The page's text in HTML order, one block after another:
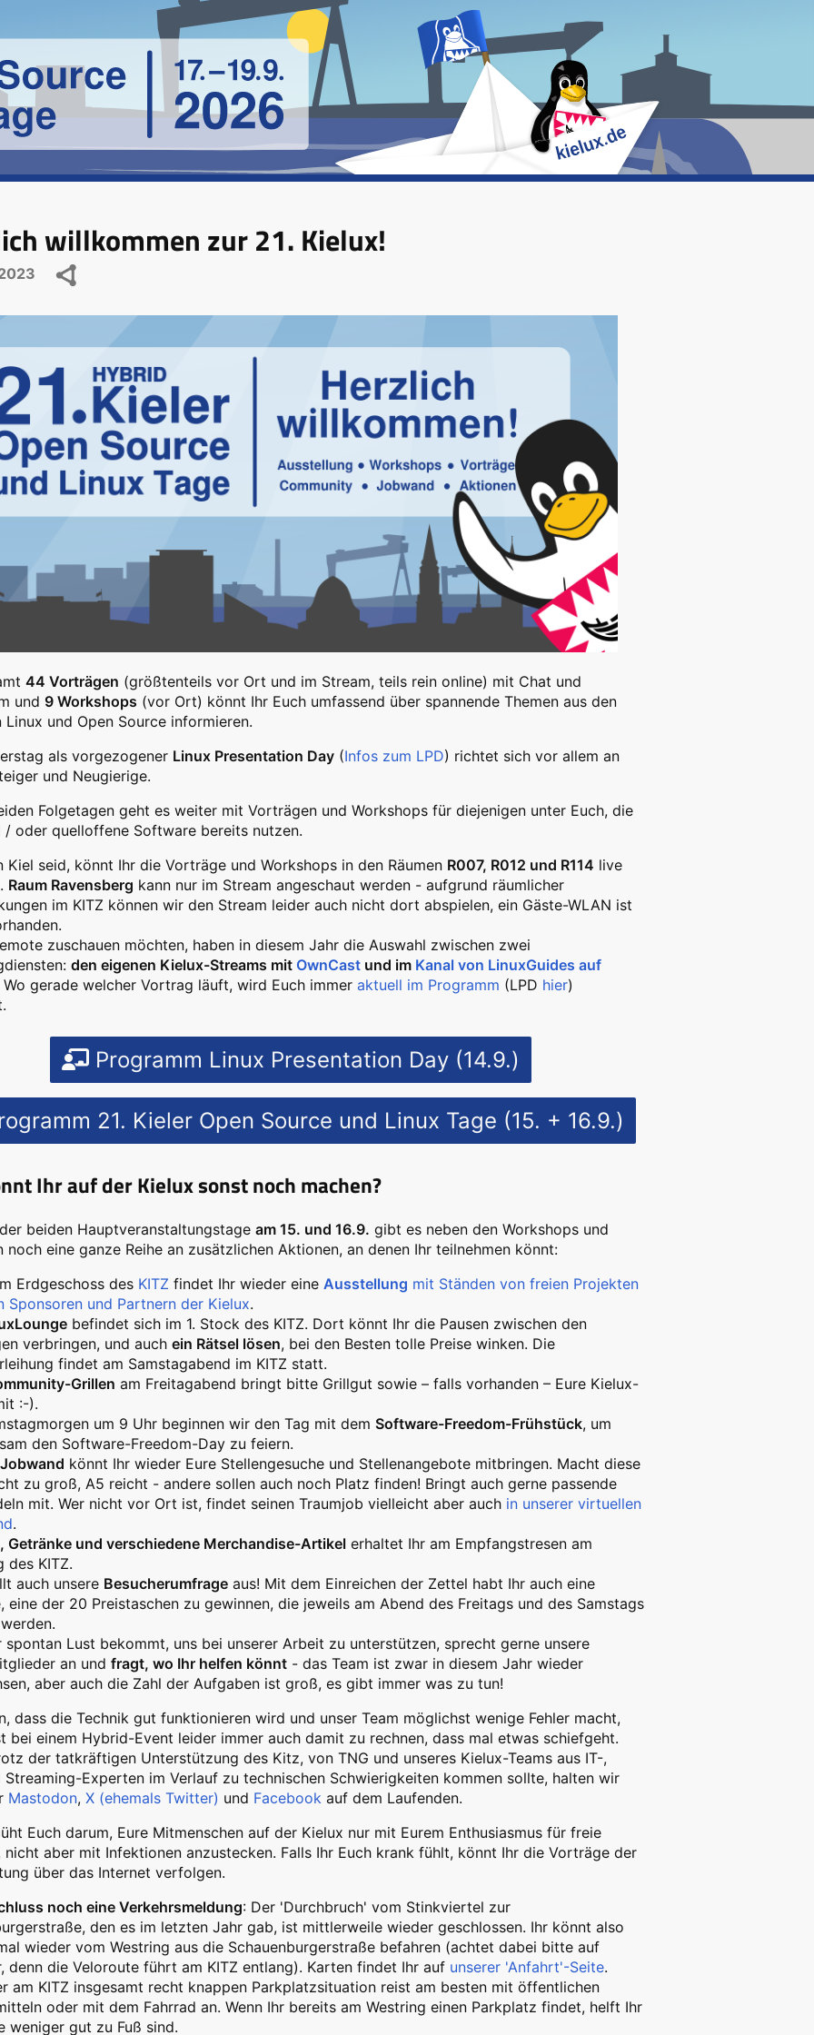
willkommen zur 21. Kielux!
44 Vorträgen (größtenteils vor Ort und im Stream, teils rein online) mit Chat und
und 9 Workshops (vor Ort) könnt Ihr Euch umfassend über spannende Themen aus den
Linux und Open Source informieren.
als vorgezogener Linux Presentation Day (Infos zum LPD) richtet sich vor allem an
und Neugierige.
Folgetagen geht es weiter mit Vorträgen und Workshops für diejenigen unter Euch, die
/ oder quelloffene Software bereits nutzen.
Kiel seid, könnt Ihr die Vorträge und Workshops in den Räumen R007, R012 und R114 live
Raum Ravensberg kann nur im Stream angeschaut werden - aufgrund räumlicher
im KITZ können wir den Stream leider auch nicht dort abspielen, ein Gäste-WLAN ist
zuschauen möchten, haben in diesem Jahr die Auswahl zwischen zwei
den eigenen Kielux-Streams mit OwnCast und im Kanal von LinuxGuides auf
Wo gerade welcher Vortrag läuft, wird Euch immer aktuell im Programm (LPD hier)
Programm Linux Presentation Day (14.9.)
21. Kieler Open Source und Linux Tage (15. + 16.9.)
Ihr auf der Kielux sonst noch machen?
beiden Hauptveranstaltungstage am 15. und 16.9. gibt es neben den Workshops und
noch eine ganze Reihe an zusätzlichen Aktionen, an denen Ihr teilnehmen könnt:
Erdgeschoss des KITZ findet Ihr wieder eine Ausstellung mit Ständen von freien Projekten
Sponsoren und Partnern der Kielux.
befindet sich im 1. Stock des KITZ. Dort könnt Ihr die Pausen zwischen den
verbringen, und auch ein Rätsel lösen, bei den Besten tolle Preise winken. Die
findet am Samstagabend im KITZ statt.
Grillen am Freitagabend bringt bitte Grillgut sowie – falls vorhanden – Eure Kielux-
:-).
um 9 Uhr beginnen wir den Tag mit dem Software-Freedom-Frühstück, um
den Software-Freedom-Day zu feiern.
Jobwand könnt Ihr wieder Eure Stellengesuche und Stellenangebote mitbringen. Macht diese
zu groß, A5 reicht - andere sollen auch noch Platz finden! Bringt auch gerne passende
mit. Wer nicht vor Ort ist, findet seinen Traumjob vielleicht aber auch in unserer virtuellen
.
Getränke und verschiedene Merchandise-Artikel erhaltet Ihr am Empfangstresen am
des KITZ.
auch unsere Besucherumfrage aus! Mit dem Einreichen der Zettel habt Ihr auch eine
eine der 20 Preistaschen zu gewinnen, die jeweils am Abend des Freitags und des Samstags
spontan Lust bekommt, uns bei unserer Arbeit zu unterstützen, sprecht gerne unsere
an und fragt, wo Ihr helfen könnt - das Team ist zwar in diesem Jahr wieder
aber auch die Zahl der Aufgaben ist groß, es gibt immer was zu tun!
dass die Technik gut funktionieren wird und unser Team möglichst wenige Fehler macht,
bei einem Hybrid-Event leider immer auch damit zu rechnen, dass mal etwas schiefgeht.
der tatkräftigen Unterstützung des Kitz, von TNG und unseres Kielux-Teams aus IT-,
Streaming-Experten im Verlauf zu technischen Schwierigkeiten kommen sollte, halten wir
Mastodon, X (ehemals Twitter) und Facebook auf dem Laufenden.
Euch darum, Eure Mitmenschen auf der Kielux nur mit Eurem Enthusiasmus für freie
nicht aber mit Infektionen anzustecken. Falls Ihr Euch krank fühlt, könnt Ihr die Vorträge der
über das Internet verfolgen.
noch eine Verkehrsmeldung: Der 'Durchbruch' vom Stinkviertel zur
den es im letzten Jahr gab, ist mittlerweile wieder geschlossen. Ihr könnt also
wieder vom Westring aus die Schauenburgerstraße befahren (achtet dabei bitte auf
denn die Veloroute führt am KITZ entlang). Karten findet Ihr auf unserer 'Anfahrt'-Seite.
am KITZ insgesamt recht knappen Parkplatzsituation reist am besten mit öffentlichen
oder mit dem Fahrrad an. Wenn Ihr bereits am Westring einen Parkplatz findet, helft Ihr
weniger gut zu Fuß sind.